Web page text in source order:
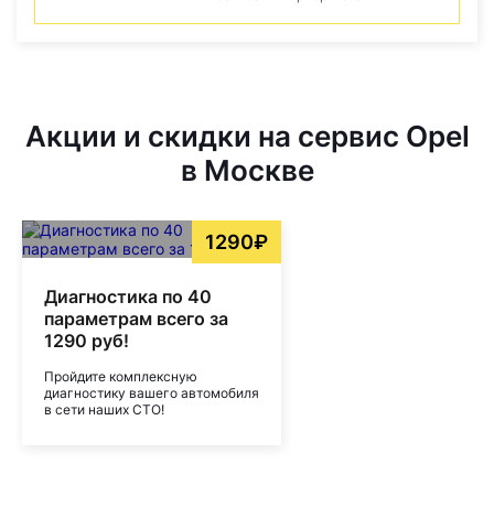
Акции и скидки на сервис Opel
в Москве
1290₽
Диагностика по 40
параметрам всего за
1290 руб!
Пройдите комплексную
диагностику вашего автомобиля
в сети наших СТО!